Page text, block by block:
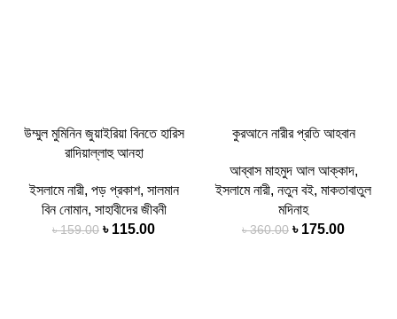
উম্মুল মুমিনিন জুয়াইরিয়া বিনতে হারিস
রাদিয়াল্লাহু আনহা
ইসলামে নারী, পড় প্রকাশ, সালমান
বিন নোমান, সাহাবীদের জীবনী
৳159.00 ৳ 115.00
কুরআনে নারীর প্রতি আহবান
আব্বাস মাহমুদ আল আক্কাদ,
ইসলামে নারী, নতুন বই, মাকতাবাতুল
মদিনাহ
৳360.00 ৳ 175.00